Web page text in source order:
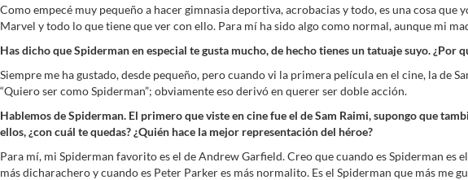
Como empecé muy pequeño a hacer gimnasia deportiva, acrobacias y todo, es una cosa
Marvel y todo lo que tiene que ver con ello. Para mí ha sido algo como normal, aunque mi
Has dicho que Spiderman en especial te gusta mucho, de hecho tienes un tatuaje suyo. ¿Por
Siempre me ha gustado, desde pequeño, pero cuando vi la primera película en el cine, la de
“Quiero ser como Spiderman”; obviamente eso derivó en querer ser doble acción.
Hablemos de Spiderman. El primero que viste en cine fue el de Sam Raimi, supongo que
ellos, ¿con cuál te quedas? ¿Quién hace la mejor representación del héroe?
Para mí, mi Spiderman favorito es el de Andrew Garfield. Creo que cuando es Spiderman es
más dicharachero y cuando es Peter Parker es más normalito. Es el Spiderman que más me